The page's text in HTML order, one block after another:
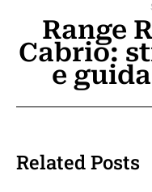
Range
Cabrio:
e
Related Posts